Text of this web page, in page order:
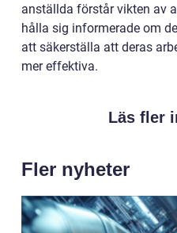
anställda förstår vikten av
hålla sig informerade om
att säkerställa att deras
mer effektiva.
Läs fler
Fler nyheter